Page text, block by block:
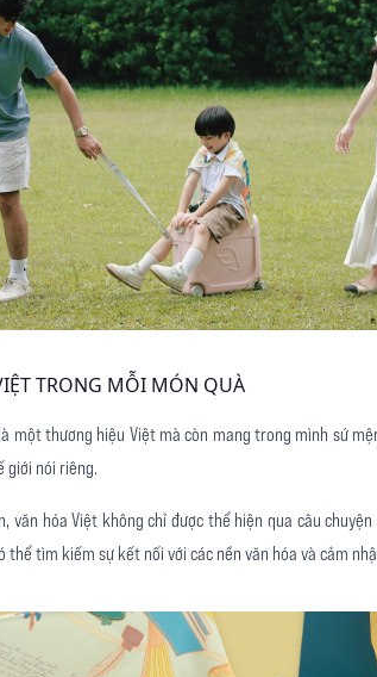
TRONG MỖI MÓN QUÀ
một thương hiệu Việt mà còn mang trong mình sứ
giới nói riêng.
văn hóa Việt không chỉ được thể hiện qua câu
thể tìm kiếm sự kết nối với các nền văn hóa và cảm